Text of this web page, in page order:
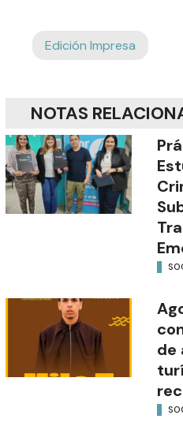
Edición Impresa
NOTAS
de